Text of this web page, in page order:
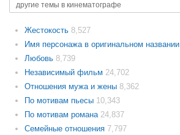
другие темы в кинематографе
Жестокость 8,527
Имя персонажа в оригинальном названии
Любовь 8,739
Независимый фильм 24,702
Отношения мужа и жены 8,362
По мотивам пьесы 10,343
По мотивам романа 24,837
Семейные отношения 7,797